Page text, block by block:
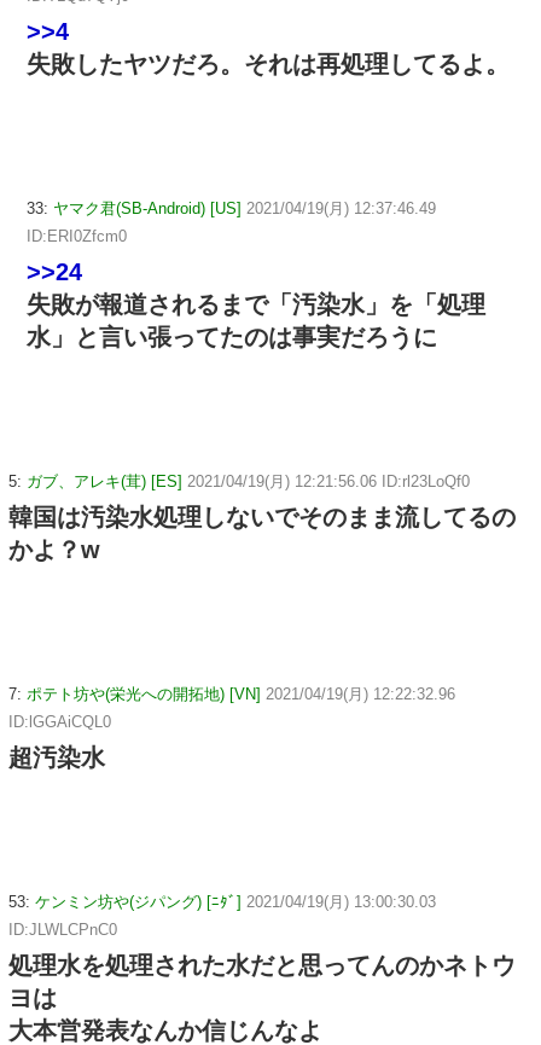
>>4
失敗したヤツだろ。それは再処理してるよ。
33: ヤマク君(SB-Android) [US] 2021/04/19(月) 12:37:46.49
ID:ERI0Zfcm0
>>24
失敗が報道されるまで「汚染水」を「処理
水」と言い張ってたのは事実だろうに
5: ガブ、アレキ(茸) [ES] 2021/04/19(月) 12:21:56.06 ID:rl23LoQf0
韓国は汚染水処理しないでそのまま流してるの
かよ？w
7: ポテト坊や(栄光への開拓地) [VN] 2021/04/19(月) 12:22:32.96
ID:lGGAiCQL0
超汚染水
53: ケンミン坊や(ジパング) [ﾆﾀﾞ] 2021/04/19(月) 13:00:30.03
ID:JLWLCPnC0
処理水を処理された水だと思ってんのかネトウ
ヨは
大本営発表なんか信じんなよ